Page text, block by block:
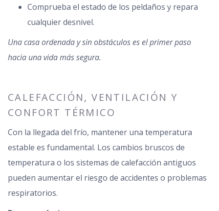
Comprueba el estado de los peldaños y repara
cualquier desnivel.
Una casa ordenada y sin obstáculos es el primer paso
hacia una vida más segura.
CALEFACCIÓN, VENTILACIÓN Y
CONFORT TÉRMICO
Con la llegada del frío, mantener una temperatura
estable es fundamental. Los cambios bruscos de
temperatura o los sistemas de calefacción antiguos
pueden aumentar el riesgo de accidentes o problemas
respiratorios.